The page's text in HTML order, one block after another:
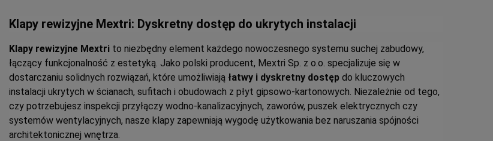
Klapy rewizyjne Mextri: Dyskretny dostęp do ukrytych instalacji
Klapy rewizyjne Mextri to niezbędny element każdego nowoczesnego systemu suchej zabudowy,
łączący funkcjonalność z estetyką. Jako polski producent, Mextri Sp. z o.o. specjalizuje się w
dostarczaniu solidnych rozwiązań, które umożliwiają łatwy i dyskretny dostęp do kluczowych
instalacji ukrytych w ścianach, sufitach i obudowach z płyt gipsowo-kartonowych. Niezależnie od tego,
czy potrzebujesz inspekcji przyłączy wodno-kanalizacyjnych, zaworów, puszek elektrycznych czy
systemów wentylacyjnych, nasze klapy zapewniają wygodę użytkowania bez naruszania spójności
architektonicznej wnętrza.